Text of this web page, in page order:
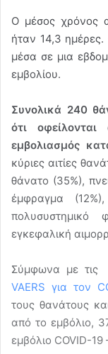
Ο μέσος χρόνος
ήταν 14,3 ημέρες.
μέσα σε μια
εμβολίου.
Συνολικά 240
ότι
εμβολιασμός
κύριες αιτίες
θάνατο (35%),
έμφραγμα
πολυσυστημικό
εγκεφαλική
Σύμφωνα με
VAERS για τον
τους θανάτους
από το εμβόλιο,
εμβόλιο COVID-